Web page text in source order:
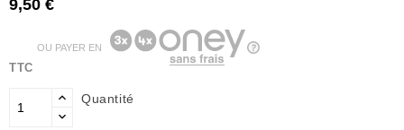
9,50 €
TTC
OU PAYER EN
Quantité